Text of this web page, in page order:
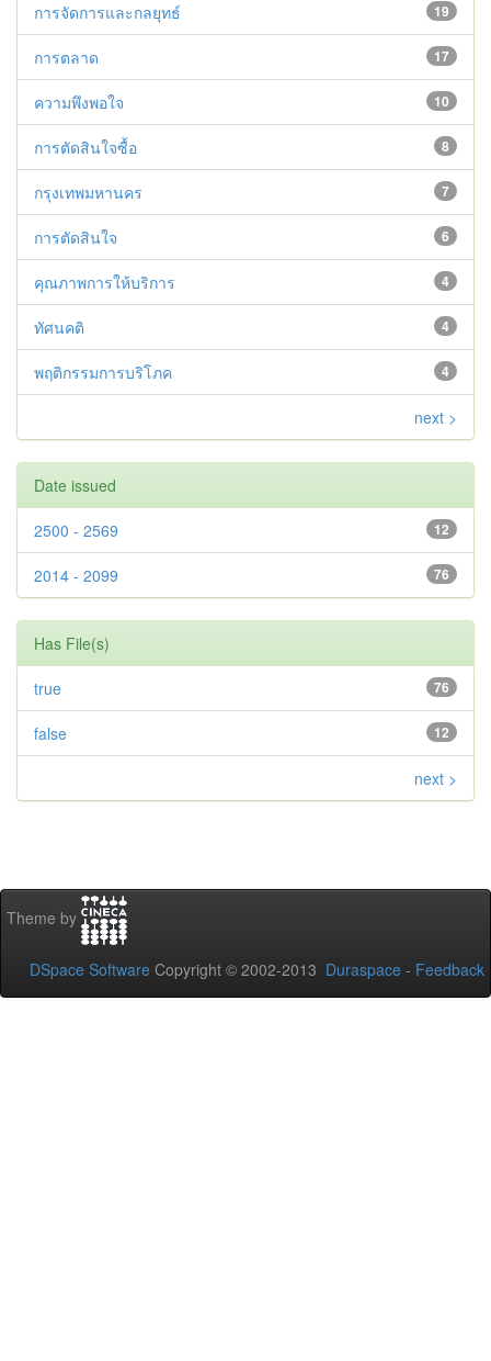
19
การจัดการและกลยุทธ์
17
การตลาด
10
ความพึงพอใจ
8
การตัดสินใจซื้อ
7
กรุงเทพมหานคร
6
การตัดสินใจ
4
คุณภาพการให้บริการ
4
ทัศนคติ
4
พฤติกรรมการบริโภค
next >
Date issued
12
2500 - 2569
76
2014 - 2099
Has File(s)
76
true
12
false
next >
Theme by
DSpace Software Copyright © 2002-2013 Duraspace - Feedback